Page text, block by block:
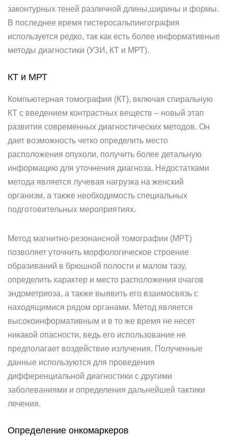
законтурных теней различной длины,ширины и формы.
В последнее время гистеросальпингография
используется редко, так как есть более информативные
методы диагностики (УЗИ, КТ и МРТ).
КТ и МРТ
Компьютерная томография (КТ), включая спиральную
КТ с введением контрастных веществ – новый этап
развития современных диагностических методов. Он
дает возможность четко определить место
расположения опухоли, получить более детальную
информацию для уточнения диагноза. Недостатками
метода является лучевая нагрузка на женский
организм, а также необходимость специальных
подготовительных мероприятиях.
Метод магнитно-резонансной томографии (МРТ)
позволяет уточнить морфологическое строение
образиваний в брюшной полости и малом тазу,
определить характер и место расположения очагов
эндометриоза, а также выявить его взаимосвязь с
находящимися рядом органами. Метод является
высокоинформативным и в то же время не несет
никакой опасности, ведь его использование не
предполагает воздействие излучения. Полученные
данные используются для проведения
дифференциальной диагностики с другими
заболеваниями и определения дальнейшей тактики
лечения.
Определение онкомаркеров